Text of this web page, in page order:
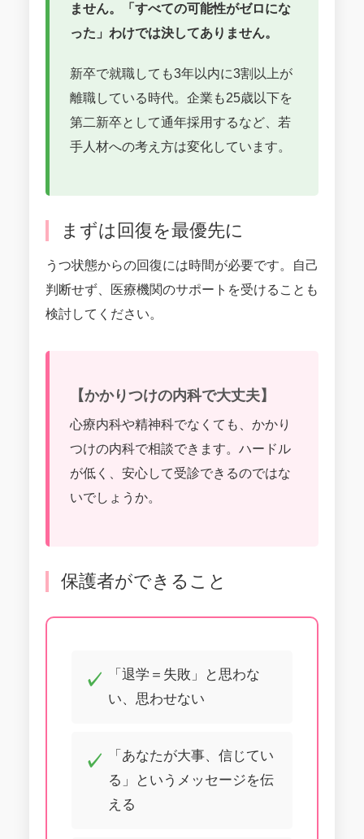
ません。「すべての可能性がゼロにな
った」わけでは決してありません。
新卒で就職しても3年以内に3割以上が
離職している時代。企業も25歳以下を
第二新卒として通年採用するなど、若
手人材への考え方は変化しています。
まずは回復を最優先に
うつ状態からの回復には時間が必要です。自己
判断せず、医療機関のサポートを受けることも
検討してください。
【かかりつけの内科で大丈夫】
心療内科や精神科でなくても、かかり
つけの内科で相談できます。ハードル
が低く、安心して受診できるのではな
いでしょうか。
保護者ができること
「退学＝失敗」と思わな
い、思わせない
「あなたが大事、信じてい
る」というメッセージを伝
える